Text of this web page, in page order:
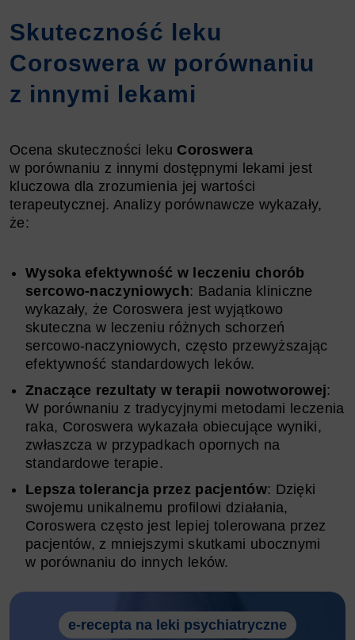
Skuteczność leku
Coroswera w porównaniu
z innymi lekami
Ocena skuteczności leku Coroswera
w porównaniu z innymi dostępnymi lekami jest
kluczowa dla zrozumienia jej wartości
terapeutycznej. Analizy porównawcze wykazały,
że:
Wysoka efektywność w leczeniu chorób
sercowo-naczyniowych: Badania kliniczne
wykazały, że Coroswera jest wyjątkowo
skuteczna w leczeniu różnych schorzeń
sercowo-naczyniowych, często przewyższając
efektywność standardowych leków.
Znaczące rezultaty w terapii nowotworowej:
W porównaniu z tradycyjnymi metodami leczenia
raka, Coroswera wykazała obiecujące wyniki,
zwłaszcza w przypadkach opornych na
standardowe terapie.
Lepsza tolerancja przez pacjentów: Dzięki
swojemu unikalnemu profilowi działania,
Coroswera często jest lepiej tolerowana przez
pacjentów, z mniejszymi skutkami ubocznymi
w porównaniu do innych leków.
e-recepta na leki psychiatryczne